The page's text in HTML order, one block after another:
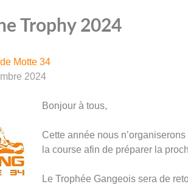
Trophy 2024
Motte 34
2024
Bonjour à tous,
Cette année nous
la course afin de préparer la
Le Trophée Gangeois sera de